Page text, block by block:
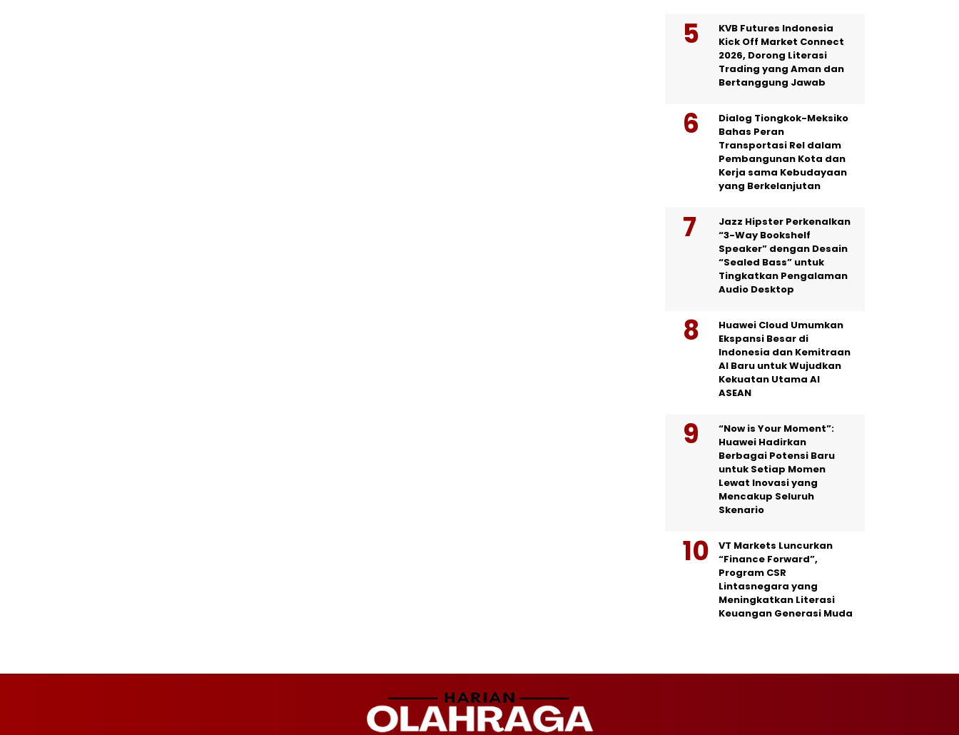
KVB Futures Indonesia
Kick Off Market Connect
2026, Dorong Literasi
Trading yang Aman dan
Bertanggung Jawab
Dialog Tiongkok-Meksiko
Bahas Peran
Transportasi Rel dalam
Pembangunan Kota dan
Kerja sama Kebudayaan
yang Berkelanjutan
Jazz Hipster Perkenalkan
“3-Way Bookshelf
Speaker” dengan Desain
“Sealed Bass” untuk
Tingkatkan Pengalaman
Audio Desktop
Huawei Cloud Umumkan
Ekspansi Besar di
Indonesia dan Kemitraan
AI Baru untuk Wujudkan
Kekuatan Utama AI
ASEAN
“Now is Your Moment”:
Huawei Hadirkan
Berbagai Potensi Baru
untuk Setiap Momen
Lewat Inovasi yang
Mencakup Seluruh
Skenario
VT Markets Luncurkan
“Finance Forward”,
Program CSR
Lintasnegara yang
Meningkatkan Literasi
Keuangan Generasi Muda